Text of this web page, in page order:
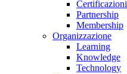
Certificazioni
Partnership
Membership
Organizzazione
Learning
Knowledge
Technology